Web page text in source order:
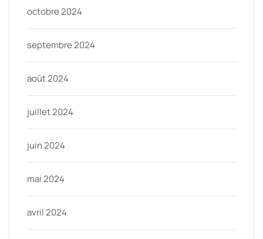
octobre 2024
septembre 2024
août 2024
juillet 2024
juin 2024
mai 2024
avril 2024